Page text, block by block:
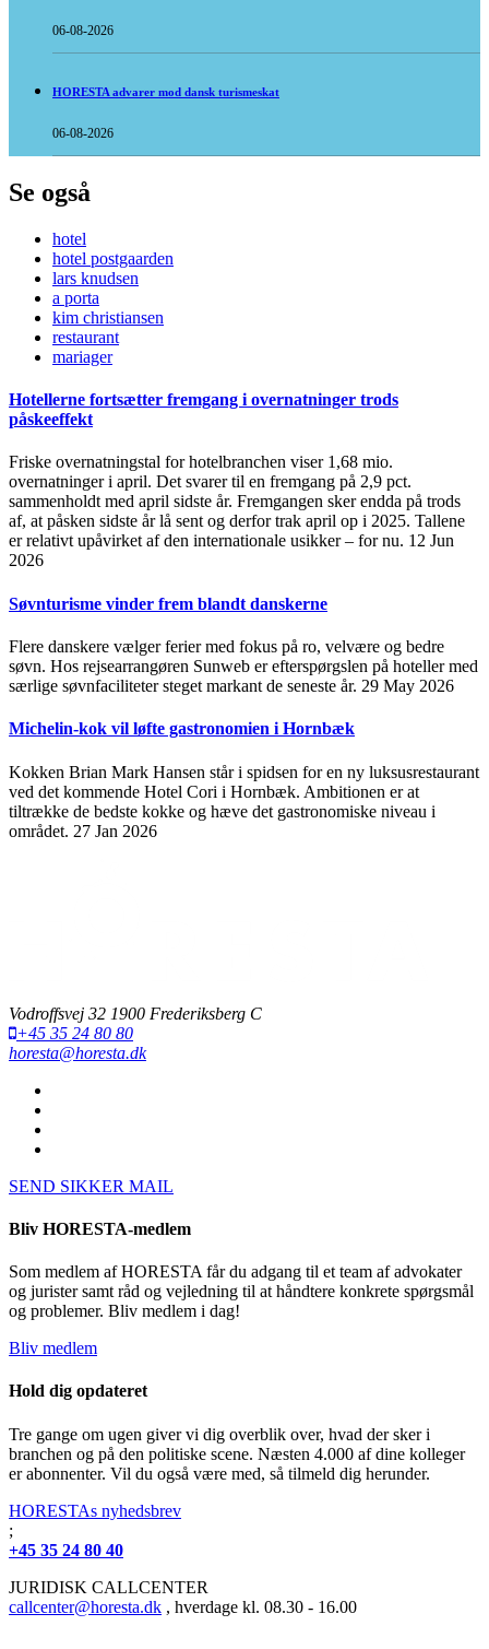
06-08-2026
HORESTA advarer mod dansk turismeskat
06-08-2026
Se også
hotel
hotel postgaarden
lars knudsen
a porta
kim christiansen
restaurant
mariager
Hotellerne fortsætter fremgang i overnatninger trods
påskeeffekt
Friske overnatningstal for hotelbranchen viser 1,68 mio.
overnatninger i april. Det svarer til en fremgang på 2,9 pct.
sammenholdt med april sidste år. Fremgangen sker endda på trods
af, at påsken sidste år lå sent og derfor trak april op i 2025. Tallene
er relativt upåvirket af den internationale usikker – for nu. 12 Jun
2026
Søvnturisme vinder frem blandt danskerne
Flere danskere vælger ferier med fokus på ro, velvære og bedre
søvn. Hos rejsearrangøren Sunweb er efterspørgslen på hoteller med
særlige søvnfaciliteter steget markant de seneste år. 29 May 2026
Michelin-kok vil løfte gastronomien i Hornbæk
Kokken Brian Mark Hansen står i spidsen for en ny luksusrestaurant
ved det kommende Hotel Cori i Hornbæk. Ambitionen er at
tiltrække de bedste kokke og hæve det gastronomiske niveau i
området. 27 Jan 2026
Vodroffsvej 32 1900 Frederiksberg C
+45 35 24 80 80
horesta@horesta.dk
SEND SIKKER MAIL
Bliv HORESTA-medlem
Som medlem af HORESTA får du adgang til et team af advokater
og jurister samt råd og vejledning til at håndtere konkrete spørgsmål
og problemer. Bliv medlem i dag!
Bliv medlem
Hold dig opdateret
Tre gange om ugen giver vi dig overblik over, hvad der sker i
branchen og på den politiske scene. Næsten 4.000 af dine kolleger
er abonnenter. Vil du også være med, så tilmeld dig herunder.
HORESTAs nyhedsbrev
;
+45 35 24 80 40
JURIDISK CALLCENTER
callcenter@horesta.dk , hverdage kl. 08.30 - 16.00